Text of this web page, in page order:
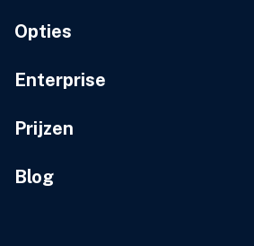
Opties
Enterprise
Prijzen
Blog